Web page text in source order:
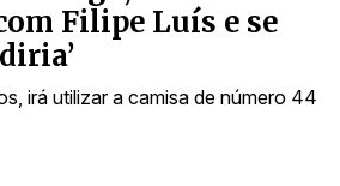
Filipe Luís e se
irá utilizar a camisa de número 44